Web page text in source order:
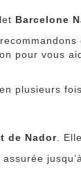
Barcelone
pour vous
plusieurs fois.
de Nador .